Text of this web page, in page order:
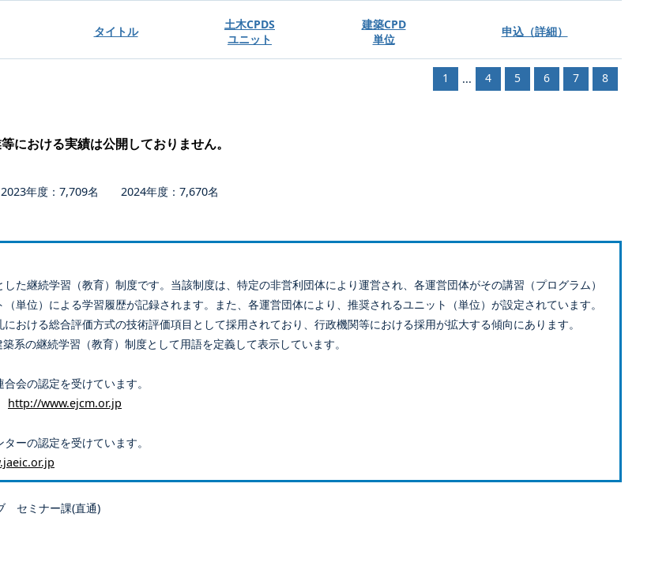
タイトル
土木CPDS
ユニット
建築CPD
単位
申込（詳細）
1 ... 4 5 6 7 8
における実績は公開しておりません。
年度：7,709名 2024年度：7,670名
た継続学習（教育）制度です。当該制度は、特定の非営利団体により運営され、各運営団体がその講習（プログラム）
単位）による学習履歴が記録されます。また、各運営団体により、推奨されるユニット（単位）が設定されています。
おける総合評価方式の技術評価項目として採用されており、行政機関等における採用が拡大する傾向にあります。
の継続学習（教育）制度として用語を定義して表示しています。
会の認定を受けています。
http://www.ejcm.or.jp
ーの認定を受けています。
セミナー課(直通)